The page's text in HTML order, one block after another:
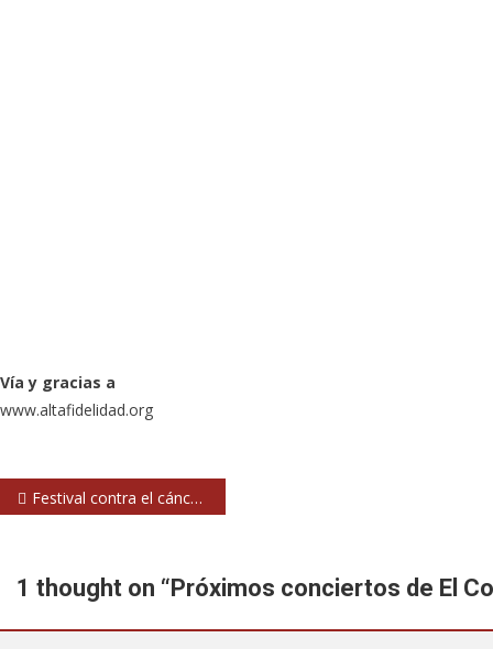
Vía y gracias a
www.altafidelidad.org
Navegación
Festival contra el cáncer con Narco, Habeas Corpus, Hora Zulú, Kannon, Sujeto-K, Transfer y Kólico
1 thought on “Próximos conciertos de El